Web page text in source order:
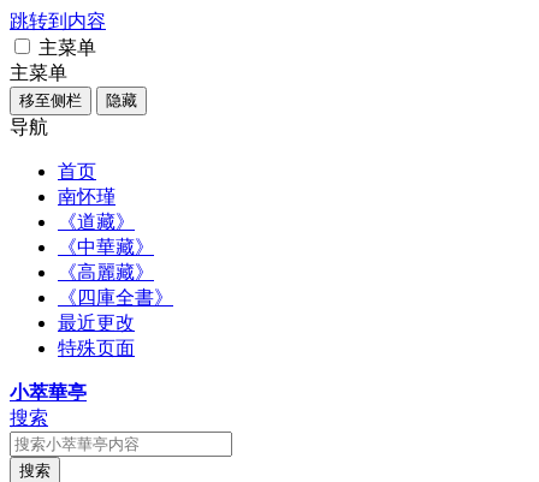
跳转到内容
主菜单
主菜单
移至侧栏 隐藏
导航
首页
南怀瑾
《道藏》
《中華藏》
《高麗藏》
《四庫全書》
最近更改
特殊页面
小萃華亭
搜索
搜索